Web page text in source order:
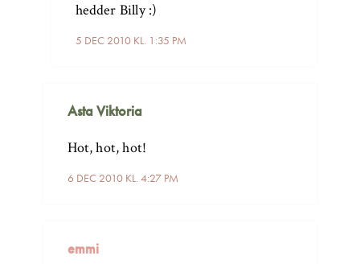
5 DEC 2010 KL. 1:35 PM
hedder Billy :)
Asta Viktoria
6 DEC 2010 KL. 4:27 PM
Hot, hot, hot!
emmi